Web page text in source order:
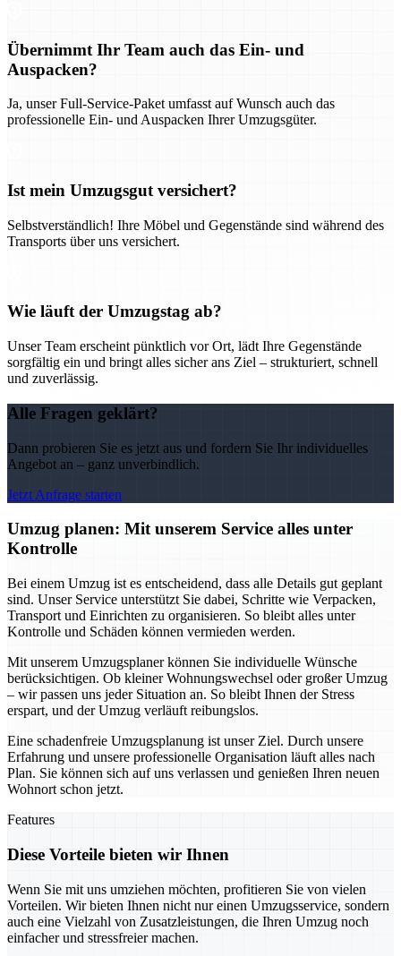
Übernimmt Ihr Team auch das Ein- und
Auspacken?
Ja, unser Full-Service-Paket umfasst auf Wunsch auch das
professionelle Ein- und Auspacken Ihrer Umzugsgüter.
Ist mein Umzugsgut versichert?
Selbstverständlich! Ihre Möbel und Gegenstände sind während des
Transports über uns versichert.
Wie läuft der Umzugstag ab?
Unser Team erscheint pünktlich vor Ort, lädt Ihre Gegenstände
sorgfältig ein und bringt alles sicher ans Ziel – strukturiert, schnell
und zuverlässig.
Alle Fragen geklärt?
Dann probieren Sie es jetzt aus und fordern Sie Ihr individuelles
Angebot an – ganz unverbindlich.
Jetzt Anfrage starten
Umzug planen: Mit unserem Service alles unter
Kontrolle
Bei einem Umzug ist es entscheidend, dass alle Details gut geplant
sind. Unser Service unterstützt Sie dabei, Schritte wie Verpacken,
Transport und Einrichten zu organisieren. So bleibt alles unter
Kontrolle und Schäden können vermieden werden.
Mit unserem Umzugsplaner können Sie individuelle Wünsche
berücksichtigen. Ob kleiner Wohnungswechsel oder großer Umzug
– wir passen uns jeder Situation an. So bleibt Ihnen der Stress
erspart, und der Umzug verläuft reibungslos.
Eine schadenfreie Umzugsplanung ist unser Ziel. Durch unsere
Erfahrung und unsere professionelle Organisation läuft alles nach
Plan. Sie können sich auf uns verlassen und genießen Ihren neuen
Wohnort schon jetzt.
Features
Diese Vorteile bieten wir Ihnen
Wenn Sie mit uns umziehen möchten, profitieren Sie von vielen
Vorteilen. Wir bieten Ihnen nicht nur einen Umzugsservice, sondern
auch eine Vielzahl von Zusatzleistungen, die Ihren Umzug noch
einfacher und stressfreier machen.